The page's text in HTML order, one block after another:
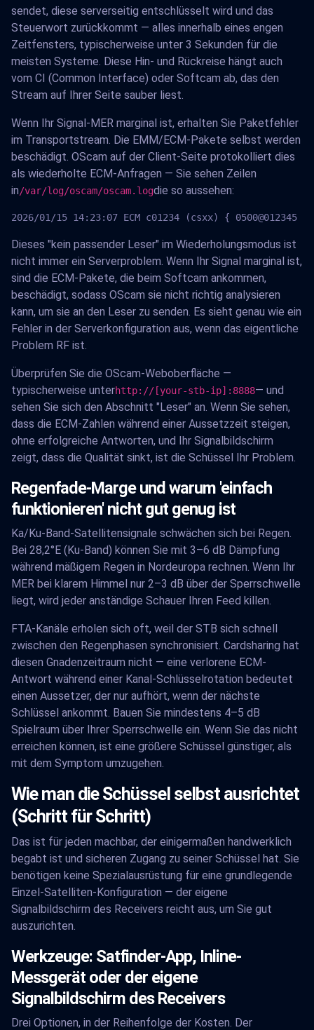
sendet, diese serverseitig entschlüsselt wird und das
Steuerwort zurückkommt — alles innerhalb eines engen
Zeitfensters, typischerweise unter 3 Sekunden für die
meisten Systeme. Diese Hin- und Rückreise hängt auch
vom CI (Common Interface) oder Softcam ab, das den
Stream auf Ihrer Seite sauber liest.
Wenn Ihr Signal-MER marginal ist, erhalten Sie Paketfehler
im Transportstream. Die EMM/ECM-Pakete selbst werden
beschädigt. OScam auf der Client-Seite protokolliert dies
als wiederholte ECM-Anfragen — Sie sehen Zeilen
in/var/log/oscam/oscam.logdie so aussehen:
2026/01/15 14:23:07 ECM c01234 (csxx) { 0500@012345
Dieses "kein passender Leser" im Wiederholungsmodus ist
nicht immer ein Serverproblem. Wenn Ihr Signal marginal ist,
sind die ECM-Pakete, die beim Softcam ankommen,
beschädigt, sodass OScam sie nicht richtig analysieren
kann, um sie an den Leser zu senden. Es sieht genau wie ein
Fehler in der Serverkonfiguration aus, wenn das eigentliche
Problem RF ist.
Überprüfen Sie die OScam-Weboberfläche —
typischerweise unterhttp://[your-stb-ip]:8888— und
sehen Sie sich den Abschnitt "Leser" an. Wenn Sie sehen,
dass die ECM-Zahlen während einer Aussetzzeit steigen,
ohne erfolgreiche Antworten, und Ihr Signalbildschirm
zeigt, dass die Qualität sinkt, ist die Schüssel Ihr Problem.
Regenfade-Marge und warum 'einfach
funktionieren' nicht gut genug ist
Ka/Ku-Band-Satellitensignale schwächen sich bei Regen.
Bei 28,2°E (Ku-Band) können Sie mit 3–6 dB Dämpfung
während mäßigem Regen in Nordeuropa rechnen. Wenn Ihr
MER bei klarem Himmel nur 2–3 dB über der Sperrschwelle
liegt, wird jeder anständige Schauer Ihren Feed killen.
FTA-Kanäle erholen sich oft, weil der STB sich schnell
zwischen den Regenphasen synchronisiert. Cardsharing hat
diesen Gnadenzeitraum nicht — eine verlorene ECM-
Antwort während einer Kanal-Schlüsselrotation bedeutet
einen Aussetzer, der nur aufhört, wenn der nächste
Schlüssel ankommt. Bauen Sie mindestens 4–5 dB
Spielraum über Ihrer Sperrschwelle ein. Wenn Sie das nicht
erreichen können, ist eine größere Schüssel günstiger, als
mit dem Symptom umzugehen.
Wie man die Schüssel selbst ausrichtet
(Schritt für Schritt)
Das ist für jeden machbar, der einigermaßen handwerklich
begabt ist und sicheren Zugang zu seiner Schüssel hat. Sie
benötigen keine Spezialausrüstung für eine grundlegende
Einzel-Satelliten-Konfiguration — der eigene
Signalbildschirm des Receivers reicht aus, um Sie gut
auszurichten.
Werkzeuge: Satfinder-App, Inline-
Messgerät oder der eigene
Signalbildschirm des Receivers
Drei Optionen, in der Reihenfolge der Kosten. Der